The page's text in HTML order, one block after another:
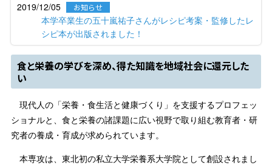
2019/12/05
お知らせ
本学卒業生の五十嵐祐子さんがレシピ考案・監修したレ
シピ本が出版されました！
食と栄養の学びを深め、得た知識を地域社会に還元した
い
現代人の「栄養・食生活と健康づくり」を支援するプロフェッ
ショナルと、食と栄養の諸課題に広い視野で取り組む教育者・研
究者の養成・育成が求められています。
本専攻は、東北初の私立大学栄養系大学院として創設されまし